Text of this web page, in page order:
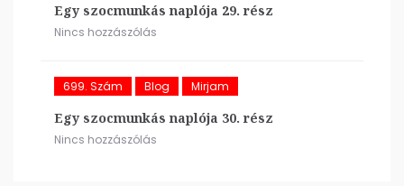
Egy szocmunkás naplója 29. rész
Nincs hozzászólás
699. Szám Blog Mirjam
Egy szocmunkás naplója 30. rész
Nincs hozzászólás